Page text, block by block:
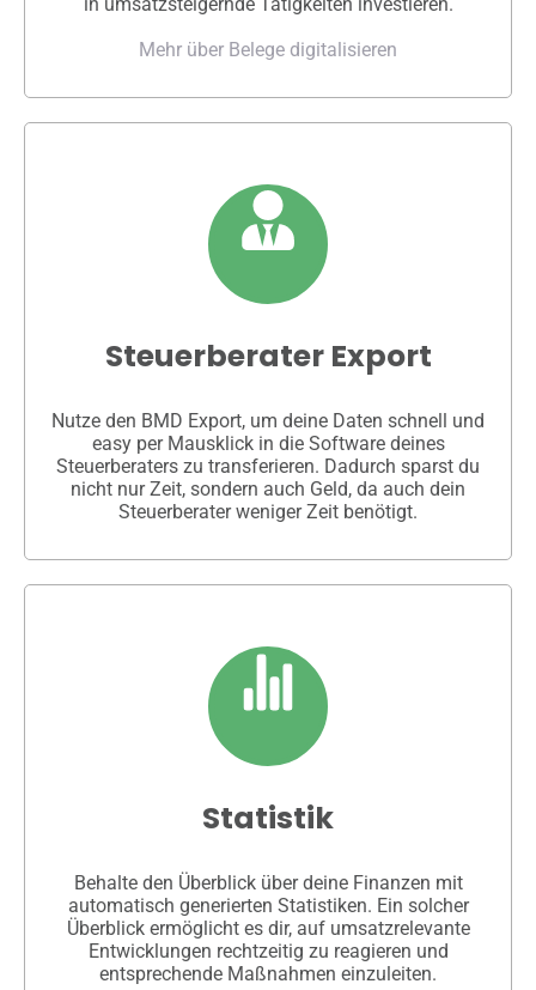
Mehr über Belege digitalisieren
Steuerberater Export
Nutze den BMD Export, um deine Daten schnell und
easy per Mausklick in die Software deines
Steuerberaters zu transferieren. Dadurch sparst du
nicht nur Zeit, sondern auch Geld, da auch dein
Steuerberater weniger Zeit benötigt.
Statistik
Behalte den Überblick über deine Finanzen mit
automatisch generierten Statistiken. Ein solcher
Überblick ermöglicht es dir, auf umsatzrelevante
Entwicklungen rechtzeitig zu reagieren und
entsprechende Maßnahmen einzuleiten.